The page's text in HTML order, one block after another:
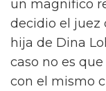
un magnífico
decidio el juez
hija de Dina
caso no es
con el mismo